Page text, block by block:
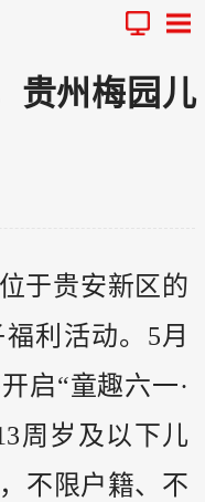
贵州梅园儿
于贵安新区的
利活动。5月
启“童趣六一·
周岁及以下儿
不限户籍、不